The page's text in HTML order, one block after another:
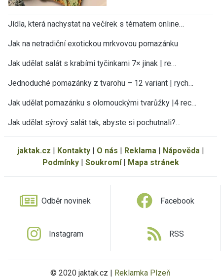
Jídla, která nachystat na večírek s tématem online…
Jak na netradiční exotickou mrkvovou pomazánku
Jak udělat salát s krabími tyčinkami 7× jinak | re…
Jednoduché pomazánky z tvarohu – 12 variant | rych…
Jak udělat pomazánku s olomouckými tvarůžky |4 rec…
Jak udělat sýrový salát tak, abyste si pochutnali?…
jaktak.cz | Kontakty| O nás | Reklama| Nápověda|
Podmínky| Soukromí| Mapa stránek
Odběr novinek Facebook
Instagram RSS
© 2020 jaktak.cz | Reklamka Plzeň